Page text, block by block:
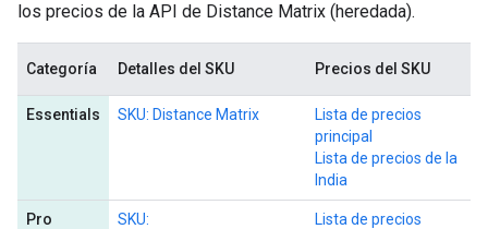
los precios de la API de Distance Matrix (heredada).
Categoría Detalles del SKU Precios del SKU
Essentials SKU: Distance Matrix
Lista de precios
principal
Lista de precios de la
India
Pro
SKU:
Lista de precios